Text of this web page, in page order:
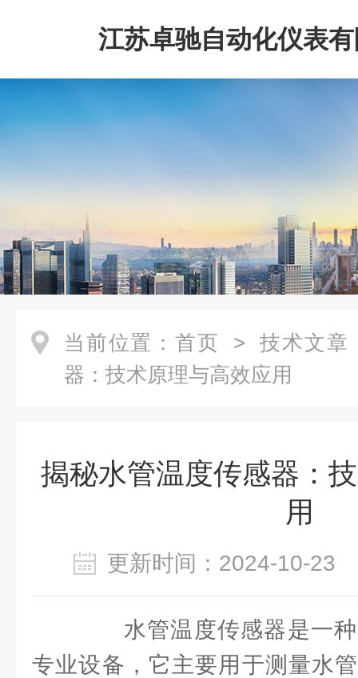
江苏卓驰自动化仪表
当前位置： 首页 > 技术文章
器：技术原理与高效应用
揭秘水管温度传感器：
用
更新时间：2024-10-
水管温度传感器是一种
专业设备，它主要用于测量水